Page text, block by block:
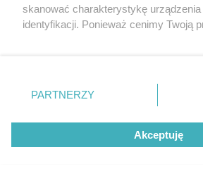
skanować charakterystykę urządzenia
identyfikacji. Ponieważ cenimy Twoją
prywatności znajdujący się w lewym
. Niektóre rodzaje przetwarzania
zgody użytkownika, ale masz prawo
takiemu przetwarzaniu. Preferencje
zastosowania tylko na tej witrynie.
PARTNERZY
Akceptuję